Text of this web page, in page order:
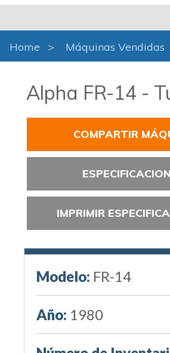
Home Máquinas Vendidas
Alpha FR-14 -
COMPARTIR
IMPRIMIR
Modelo: FR-14
Año: 1980